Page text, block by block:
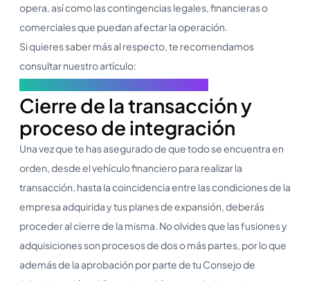
opera, así como las contingencias legales, financieras o
comerciales que puedan afectar la operación.
Si quieres saber más al respecto, te recomendamos
consultar nuestro artículo:
Cierre de la transacción y
proceso de integración
Una vez que te has asegurado de que todo se encuentra en
orden, desde el vehículo financiero para realizar la
transacción, hasta la coincidencia entre las condiciones de la
empresa adquirida y tus planes de expansión, deberás
proceder al cierre de la misma. No olvides que las fusiones y
adquisiciones son procesos de dos o más partes, por lo que
además de la aprobación por parte de tu Consejo de